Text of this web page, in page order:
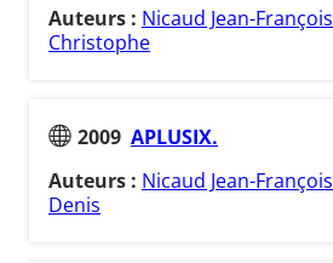
Auteurs : Nicaud Jean-François
Christophe
2009 APLUSIX.
Auteurs : Nicaud Jean-François
Denis